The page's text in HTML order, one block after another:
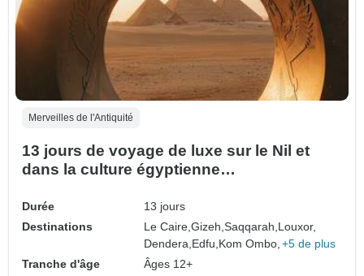
Merveilles de l'Antiquité
13 jours de voyage de luxe sur le Nil et
dans la culture égyptienne
Durée
13 jours
Destinations
Le Caire,Gizeh,Saqqarah, Louxor,
Dendera, Edfu, Kom Ombo, +5 de plus
Tranche d'âge
Âges 12+